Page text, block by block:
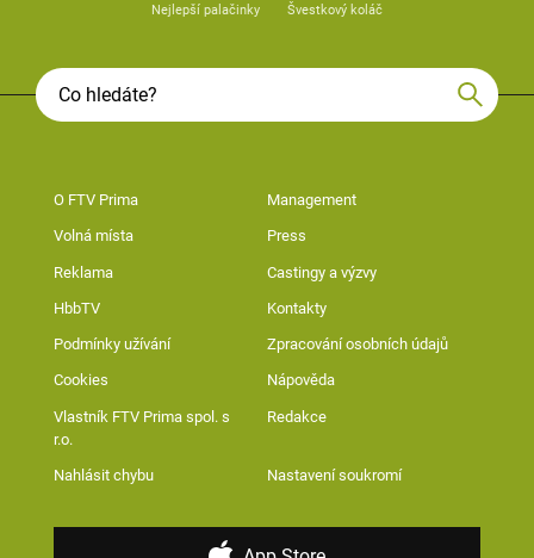
Nejlepší palačinky Švestkový koláč
O FTV Prima Management
Volná místa Press
Reklama Castingy a výzvy
HbbTV Kontakty
Podmínky užívání Zpracování osobních údajů
Cookies Nápověda
Vlastník FTV Prima spol. s
r.o.
Redakce
Nahlásit chybu Nastavení soukromí